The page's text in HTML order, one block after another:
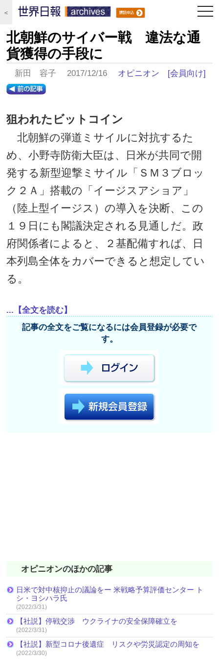
＜
北朝鮮のサイバー戦 違法な通
貨獲得の手段に
新田 容子 2017/12/16 オピニオン [会員向け]
狙われたビットコイン
北朝鮮の弾道ミサイルに対抗するた
め、小野寺防衛大臣は、日米が共同で開
発する新型迎撃ミサイル「ＳＭ３ブロッ
ク２Ａ」搭載の「イージスアショア」
（陸上型イージス）の導入を決断、この
１９日にも閣議決定される見通しだ。政
府関係者によると、２基配備すれば、日
本列島全体をカバーできると想定してい
る。
...【全文を読む】
記事の全文をご覧になるには会員登録が必要で
す。
オピニオンのほかの記事
日米で対中核抑止の議論をー 米戦略予算評価センター ト
シ・ヨシハラ氏
(2022/3/31)
【社説】停戦交渉 ウクライナの安全保障確立を
(2022/3/31)
【社説】新型コロナ後遺症 リスクや労災認定の周知を
(2022/3/30)